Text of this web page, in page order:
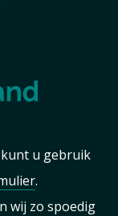
u gebruik
.
wij zo spoedig